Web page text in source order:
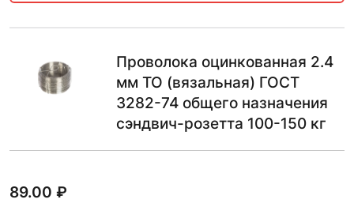
Проволока оцинкованная 2.4
мм ТО (вязальная) ГОСТ
3282-74 общего назначения
сэндвич-розетта 100-150 кг
89.00 ₽